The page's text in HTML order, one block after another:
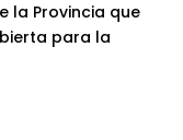
la Provincia que
para la